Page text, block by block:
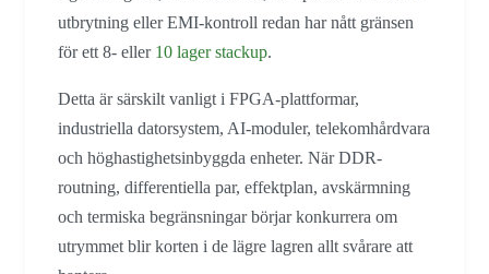
utbrytning eller EMI-kontroll redan har nått gränsen
för ett 8- eller 10 lager stackup.
Detta är särskilt vanligt i FPGA-plattformar,
industriella datorsystem, AI-moduler, telekomhårdvara
och höghastighetsinbyggda enheter. När DDR-
routning, differentiella par, effektplan, avskärmning
och termiska begränsningar börjar konkurrera om
utrymmet blir korten i de lägre lagren allt svårare att